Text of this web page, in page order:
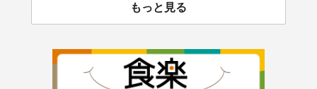
もっと見る